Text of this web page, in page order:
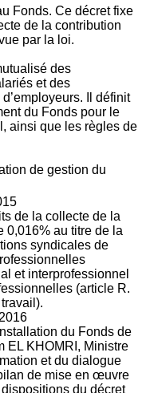
Fonds. Ce décret fixe
de la contribution
par la loi.
des
et des
Il définit
du Fonds pour le
ainsi que les règles de
de gestion du
de la collecte de la
0,016% au titre de la
syndicales de
et interprofessionnel
(article R.
du Fonds de
EL KHOMRI, Ministre
et du dialogue
de mise en œuvre
du décret